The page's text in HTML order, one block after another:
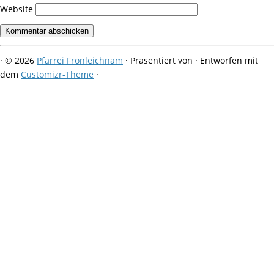
Website
· © 2026 Pfarrei Fronleichnam · Präsentiert von · Entworfen mit
dem Customizr-Theme ·